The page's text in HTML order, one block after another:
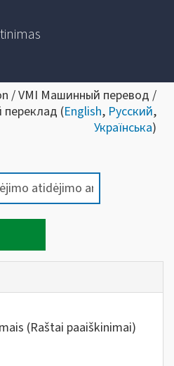
/ VMI Машинный перевод /
(English, Русский,
Українська)
(Raštai paaiškinimai)